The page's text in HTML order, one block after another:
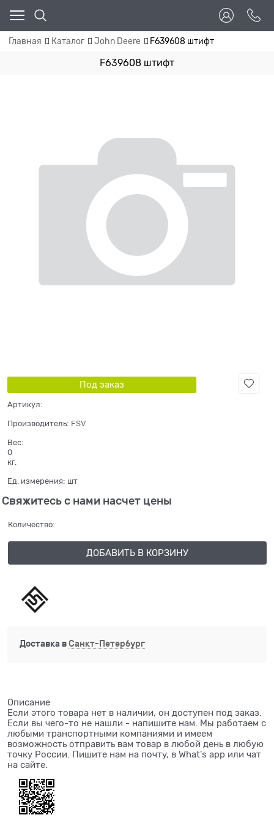
Главная Каталог John Deere F639608 штифт
F639608 штифт
Под заказ
Артикул:
Производитель: FSV
Вес:
0
кг.
Ед. измерения: шт
Свяжитесь с нами насчет цены
Количество:
ДОБАВИТЬ В КОРЗИНУ
Доставка вСанкт-Петербург
Описание
Если этого товара нет в наличии, он доступен под заказ.
Если вы чего-то не нашли - напишите нам. Мы работаем с
любыми транспортными компаниями и имеем
возможность отправить вам товар в любой день в любую
точку России. Пишите нам на почту, в What's app или чат
на сайте.